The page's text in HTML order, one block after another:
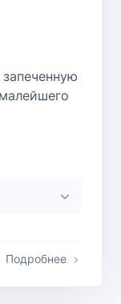
Подробнее